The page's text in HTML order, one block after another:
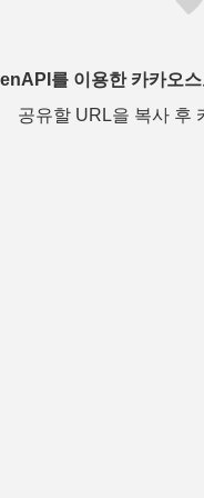
를 이용한 카카오
공유할 URL을 복사 후